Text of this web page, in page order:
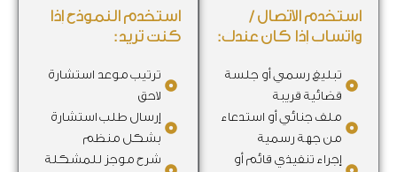
استخدم الاتصال /
واتساب إذا كان عندك:
تبليغ رسمي أو جلسة
قضائية قريبة
ملف جنائي أو استدعاء
من جهة رسمية
إجراء تنفيذي قائم أو
استخدم النموذج إذا
كنت تريد:
ترتيب موعد استشارة
لاحق
إرسال طلب استشارة
بشكل منظم
شرح موجز للمشكلة